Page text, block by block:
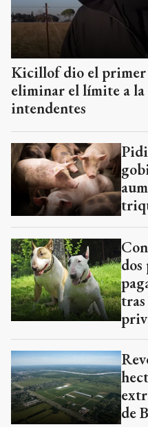
Kicillof dio el primer
eliminar el límite a la
intendentes
de